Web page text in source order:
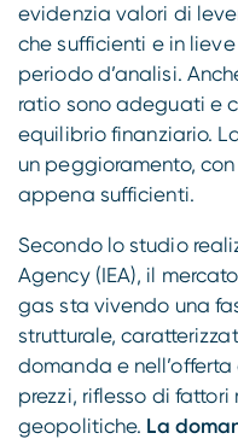
evidenzia valori di
che sufficienti e in
periodo d’analisi.
ratio sono adeguati e
equilibrio finanziario.
un peggioramento,
appena sufficienti.
Secondo lo studio
Agency (IEA), il
gas sta vivendo una
strutturale,
domanda e
prezzi, riflesso di
geopolitiche. La